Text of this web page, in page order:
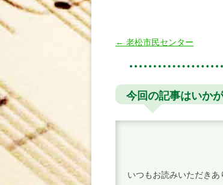
投
ビ
← 老松市民センター
今回の記事はいか
いつもお読みいただきあ